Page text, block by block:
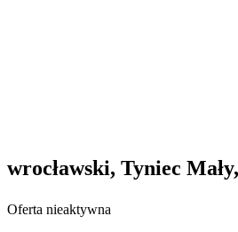
wrocławski, Tyniec
Oferta nieaktywna